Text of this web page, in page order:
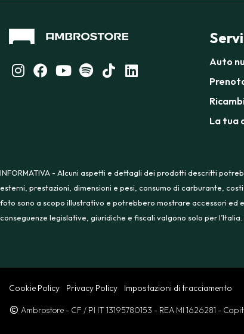
Auto
La tua
INFORMATIVA - Alcuni aspetti e dettagli dei prodotti descritti
esterni, prestazioni, dimensioni e pesi, consumo di carburante,
foto sono a scopo illustrativo e potrebbero mostrare accessori ed
conseguenze legislative, giuridiche e fiscali valgono solo per
Cookie Policy Privacy Policy Impostazioni di tracciamento
Ambrostore - CF / PI IT 13195780153 - REA MI 1626281 -